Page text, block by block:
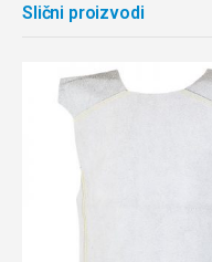
Slični proizvodi